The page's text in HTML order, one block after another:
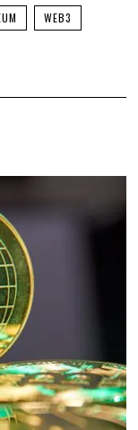
WEB3